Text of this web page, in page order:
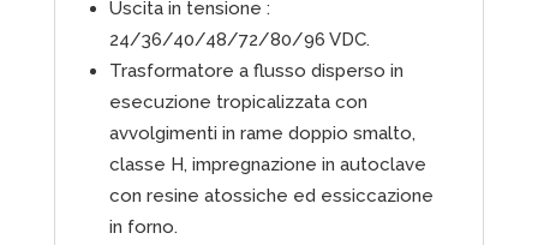
Uscita in tensione :
24/36/40/48/72/80/96 VDC.
Trasformatore a flusso disperso in
esecuzione tropicalizzata con
avvolgimenti in rame doppio smalto,
classe H, impregnazione in autoclave
con resine atossiche ed essiccazione
in forno.